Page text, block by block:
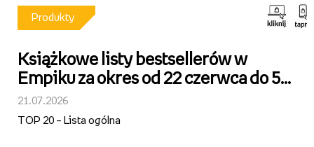
Produkty
Książkowe listy bestsellerów w
Empiku za okres od 22 czerwca do 5
lipca 2026 r.
21.07.2026
TOP 20 – Lista ogólna